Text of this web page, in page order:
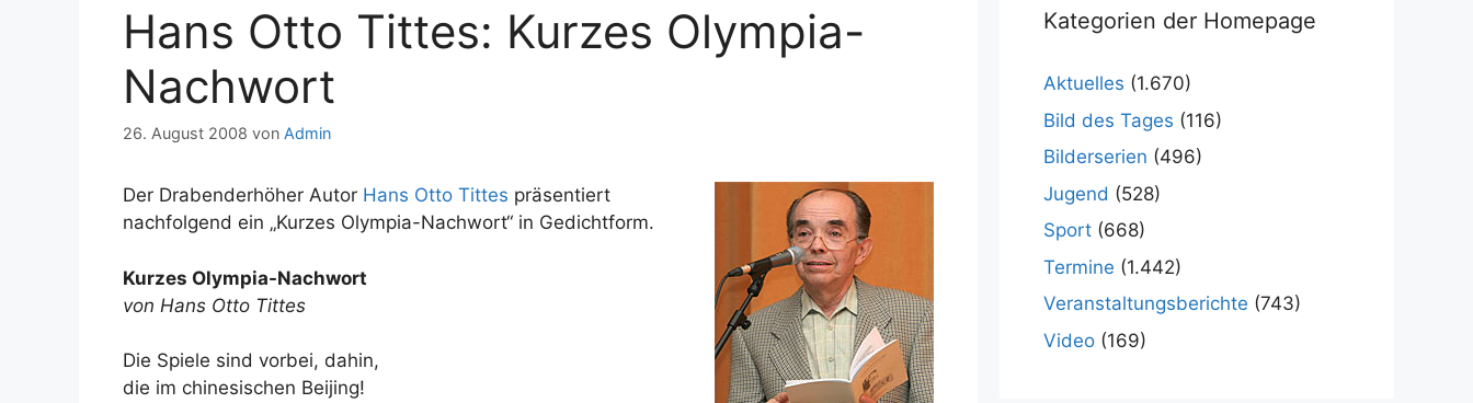
Hans Otto Tittes: Kurzes Olympia-
Nachwort
26. August 2008 von Admin
Der Drabenderhöher Autor Hans Otto Tittes präsentiert
nachfolgend ein „Kurzes Olympia-Nachwort“ in Gedichtform.
Kurzes Olympia-Nachwort
von Hans Otto Tittes
Die Spiele sind vorbei, dahin,
die im chinesischen Beijing!
Kategorien der Homepage
Aktuelles (1.670)
Bild des Tages (116)
Bilderserien (496)
Jugend (528)
Sport (668)
Termine (1.442)
Veranstaltungsberichte (743)
Video (169)